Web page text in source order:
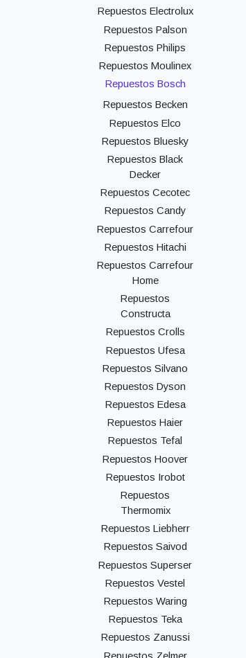
Repuestos Electrolux
Repuestos Palson
Repuestos Philips
Repuestos Moulinex
Repuestos Bosch
Repuestos Becken
Repuestos Elco
Repuestos Bluesky
Repuestos Black
Decker
Repuestos Cecotec
Repuestos Candy
Repuestos Carrefour
Repuestos Hitachi
Repuestos Carrefour
Home
Repuestos
Constructa
Repuestos Crolls
Repuestos Ufesa
Repuestos Silvano
Repuestos Dyson
Repuestos Edesa
Repuestos Haier
Repuestos Tefal
Repuestos Hoover
Repuestos Irobot
Repuestos
Thermomix
Repuestos Liebherr
Repuestos Saivod
Repuestos Superser
Repuestos Vestel
Repuestos Waring
Repuestos Teka
Repuestos Zanussi
Repuestos Zelmer